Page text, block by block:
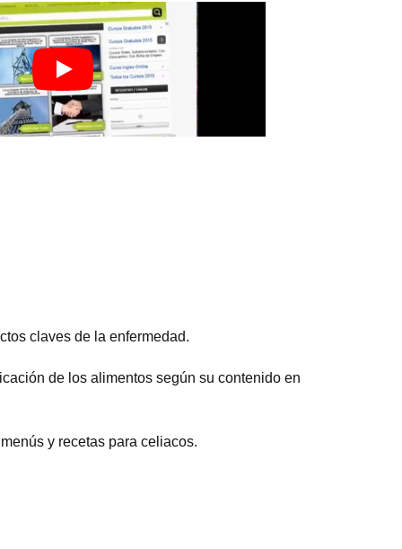
claves de la enfermedad.
de los alimentos según su contenido en
y recetas para celiacos.